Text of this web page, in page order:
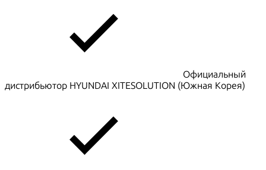
Официальный
дистрибьютор HYUNDAI XITESOLUTION (Южная Корея)